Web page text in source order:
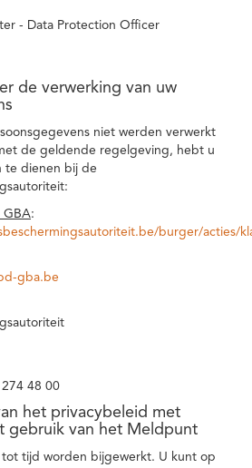
- Data Protection Officer
de verwerking van uw
niet werden verwerkt
de geldende regelgeving, hebt u
te dienen bij de
GBA:
burger/acties/
gba.be
48 00
het privacybeleid met
gebruik van het Meldpunt
tijd worden bijgewerkt. U kunt op